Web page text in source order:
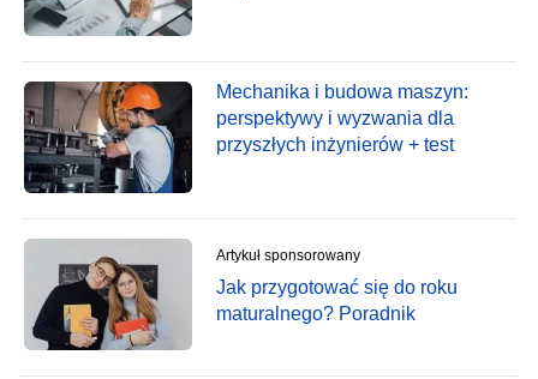
Mechanika i budowa maszyn:
perspektywy i wyzwania dla
przyszłych inżynierów + test
Artykuł sponsorowany
Jak przygotować się do roku
maturalnego? Poradnik